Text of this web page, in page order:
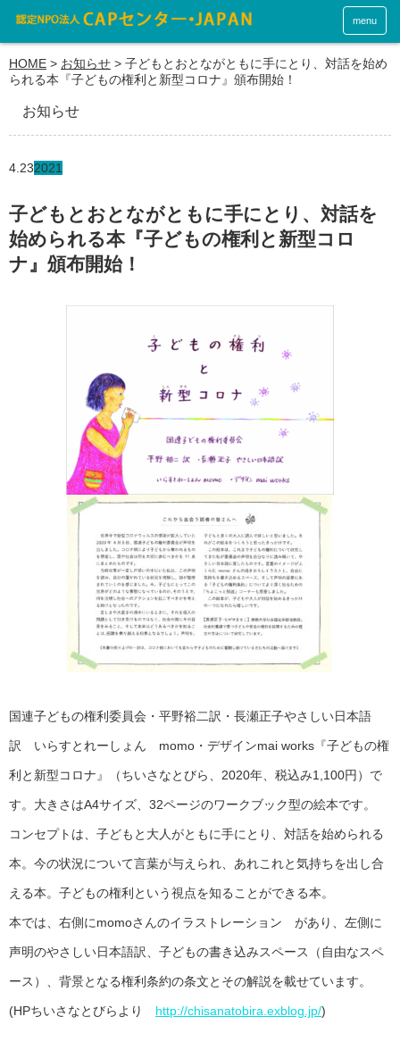
menu
HOME > お知らせ > 子どもとおとながともに手にとり、対話を始め
られる本『子どもの権利と新型コロナ』頒布開始！
お知らせ
4.232021
子どもとおとながともに手にとり、対話を
始められる本『子どもの権利と新型コロ
ナ』頒布開始！
国連子どもの権利委員会・平野裕二訳・長瀬正子やさしい日本語
訳 いらすとれーしょん momo・デザインmai works『子どもの権
利と新型コロナ』（ちいさなとびら、2020年、税込み1,100円）で
す。大きさはA4サイズ、32ページのワークブック型の絵本です。
コンセプトは、子どもと大人がともに手にとり、対話を始められる
本。今の状況について言葉が与えられ、あれこれと気持ちを出し合
える本。子どもの権利という視点を知ることができる本。
本では、右側にmomoさんのイラストレーション があり、左側に
声明のやさしい日本語訳、子どもの書き込みスペース（自由なスペ
ース）、背景となる権利条約の条文とその解説を載せています。
(HPちいさなとびらより http://chisanatobira.exblog.jp/)